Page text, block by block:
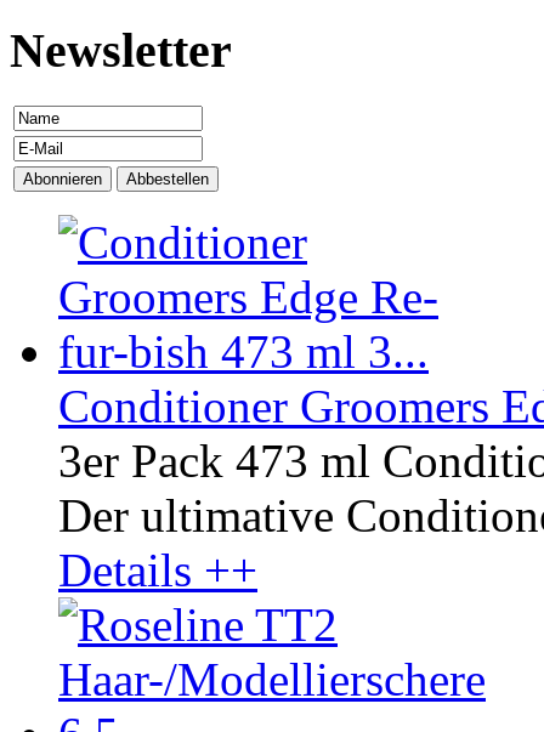
Newsletter
Conditioner Groomers
3er Pack 473 ml
Der ultimative
Details ++